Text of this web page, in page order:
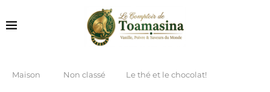
Maison Non classé Le thé et le chocolat!